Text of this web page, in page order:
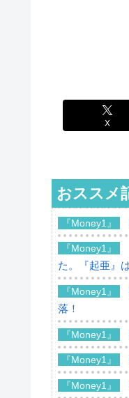
X
おススメ
『Money1』
『Money1』
た。『起亜』
『Money1』
落！
『Money1』
『Money1』
『Money1』